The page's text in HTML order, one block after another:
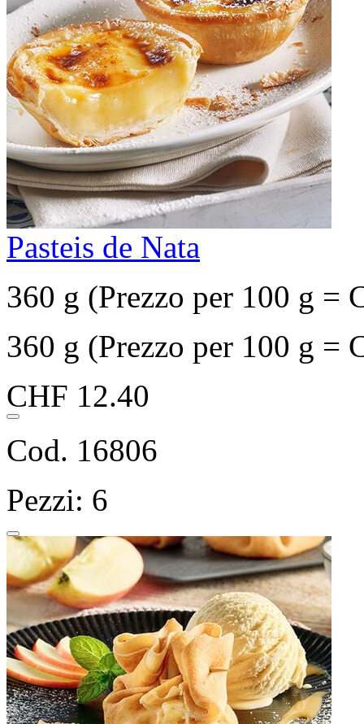
Pasteis de Nata
360 g (Prezzo per 100 g =
360 g (Prezzo per 100 g =
CHF 12.40
Cod. 16806
Pezzi: 6